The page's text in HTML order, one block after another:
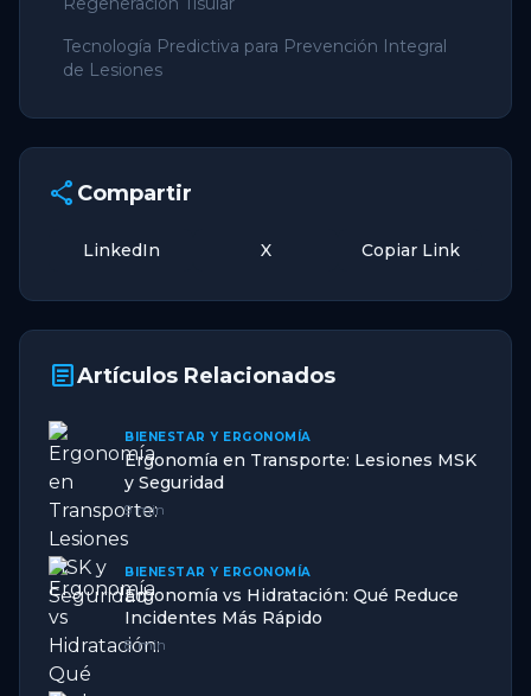
Tecnología Predictiva para Prevención Integral
de Lesiones
share Compartir
LinkedIn X Copiar Link
articleArtículos Relacionados
BIENESTAR Y ERGONOMÍA
Ergonomía en Transporte: Lesiones MSK
y Seguridad
9 min
BIENESTAR Y ERGONOMÍA
Ergonomía vs Hidratación: Qué Reduce
Incidentes Más Rápido
8 min